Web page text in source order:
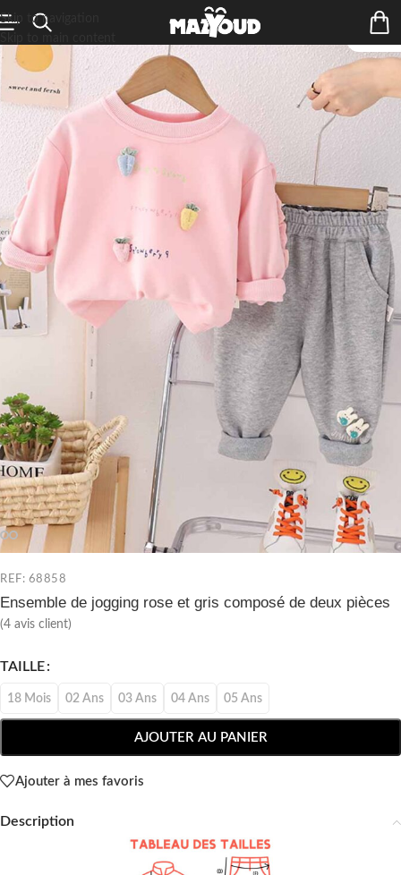
Skip to navigation
REF: 68858
Ensemble de jogging rose et gris composé de deux pièces
(4 avis client)
TAILLE
18 Mois 02 Ans 03 Ans 04 Ans 05 Ans
AJOUTER AU PANIER
Ajouter à mes favoris
Description